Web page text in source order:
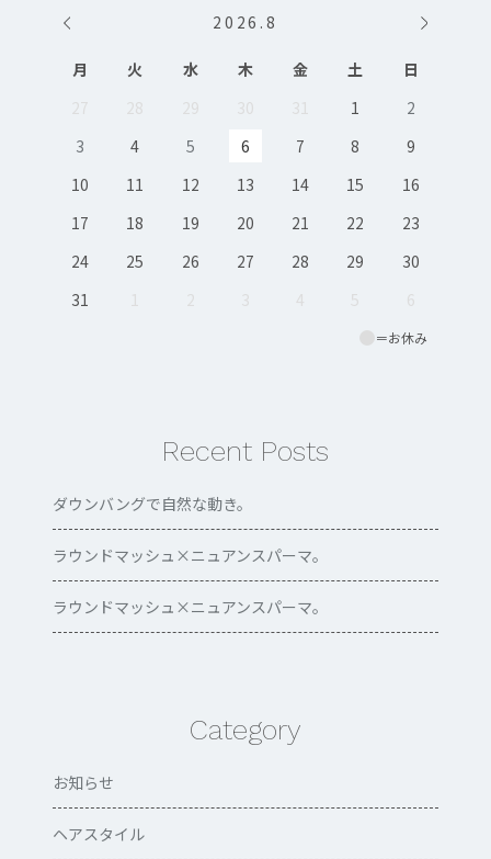
2026 .8
＝お休み
月 火 水 木 金 土
日
27
28 29 30 31 1
2
3
4 5 6 7 8
9
10
11 12 13 14 15
16
17
18 19 20 21 22
23
24
25 26 27 28 29
30
31
1 2 3 4 5 6
Recent Posts
ダウンバングで自然な動き。
ラウンドマッシュ×ニュアンスパーマ。
ラウンドマッシュ×ニュアンスパーマ。
Category
お知らせ
ヘアスタイル